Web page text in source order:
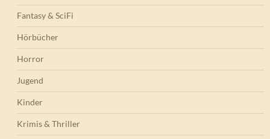
Fantasy & SciFi
Hörbücher
Horror
Jugend
Kinder
Krimis & Thriller